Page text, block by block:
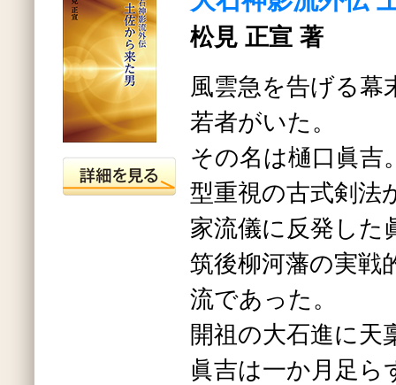
松見 正宣 著
風雲急を告げる幕
若者がいた。
その名は樋口眞吉
型重視の古式剣法
家流儀に反発した
筑後柳河藩の実戦
流であった。
開祖の大石進に天
眞吉は一か月足ら